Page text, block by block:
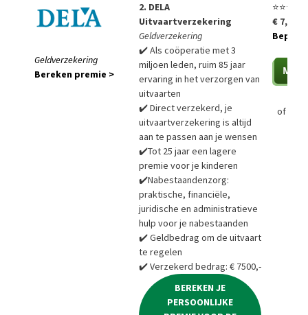
Geldverzekering
Bereken premie >
2. DELA
Uitvaartverzekering
Geldverzekering
✔️ Als coöperatie met 3
miljoen leden, ruim 85 jaar
ervaring in het verzorgen van
uitvaarten
✔️ Direct verzekerd, je
uitvaartverzekering is altijd
aan te passen aan je wensen
✔️Tot 25 jaar een lagere
premie voor je kinderen
✔️Nabestaandenzorg:
praktische, financiële,
juridische en administratieve
hulp voor je nabestaanden
✔️ Geldbedrag om de uitvaart
te regelen
✔️ Verzekerd bedrag: € 7500,-
BEREKEN JE
PERSOONLIJKE
⭐⭐⭐⭐⭐
€ 7,85
Bepaal
of